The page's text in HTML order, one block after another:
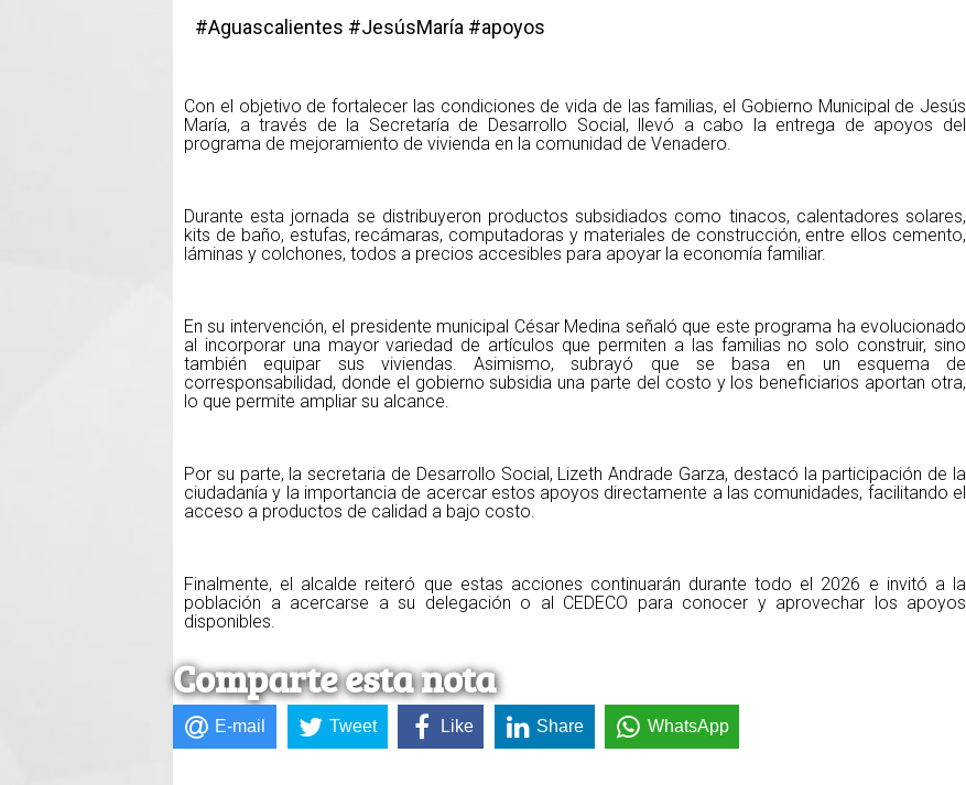
#Aguascalientes #JesúsMaría #apoyos
Con el objetivo de fortalecer las condiciones de vida de las familias, el Gobierno Municipal de Jesús
María, a través de la Secretaría de Desarrollo Social, llevó a cabo la entrega de apoyos del
programa de mejoramiento de vivienda en la comunidad de Venadero.
Durante esta jornada se distribuyeron productos subsidiados como tinacos, calentadores solares,
kits de baño, estufas, recámaras, computadoras y materiales de construcción, entre ellos cemento,
láminas y colchones, todos a precios accesibles para apoyar la economía familiar.
En su intervención, el presidente municipal César Medina señaló que este programa ha evolucionado
al incorporar una mayor variedad de artículos que permiten a las familias no solo construir, sino
también equipar sus viviendas. Asimismo, subrayó que se basa en un esquema de
corresponsabilidad, donde el gobierno subsidia una parte del costo y los beneficiarios aportan otra,
lo que permite ampliar su alcance.
Por su parte, la secretaria de Desarrollo Social, Lizeth Andrade Garza, destacó la participación de la
ciudadanía y la importancia de acercar estos apoyos directamente a las comunidades, facilitando el
acceso a productos de calidad a bajo costo.
Finalmente, el alcalde reiteró que estas acciones continuarán durante todo el 2026 e invitó a la
población a acercarse a su delegación o al CEDECO para conocer y aprovechar los apoyos
disponibles.
Comparte esta nota
E-mail Tweet Like Share WhatsApp